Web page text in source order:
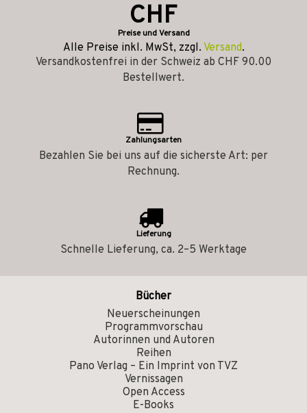
CHF
Preise und Versand
Alle Preise inkl. MwSt, zzgl. Versand.
Versandkostenfrei in der Schweiz ab CHF 90.00
Bestellwert.
Zahlungsarten
Bezahlen Sie bei uns auf die sicherste Art: per
Rechnung.
Lieferung
Schnelle Lieferung, ca. 2–5 Werktage
Bücher
Neuerscheinungen
Programmvorschau
Autorinnen und Autoren
Reihen
Pano Verlag – Ein Imprint von TVZ
Vernissagen
Open Access
E-Books